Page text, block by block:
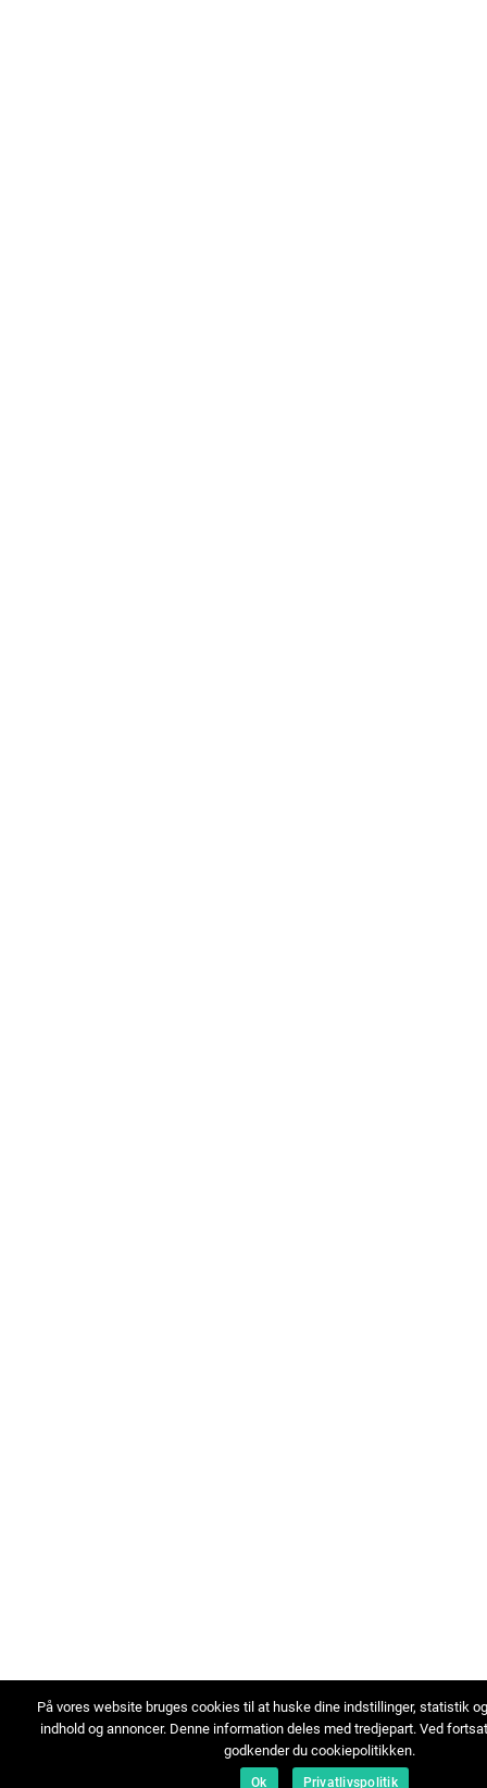
På vores website bruges cookies til at huske dine indstillinger, statistik
indhold og annoncer. Denne information deles med tredjepart. Ved
godkender du cookiepolitikken.
Ok Privatlivspolitik